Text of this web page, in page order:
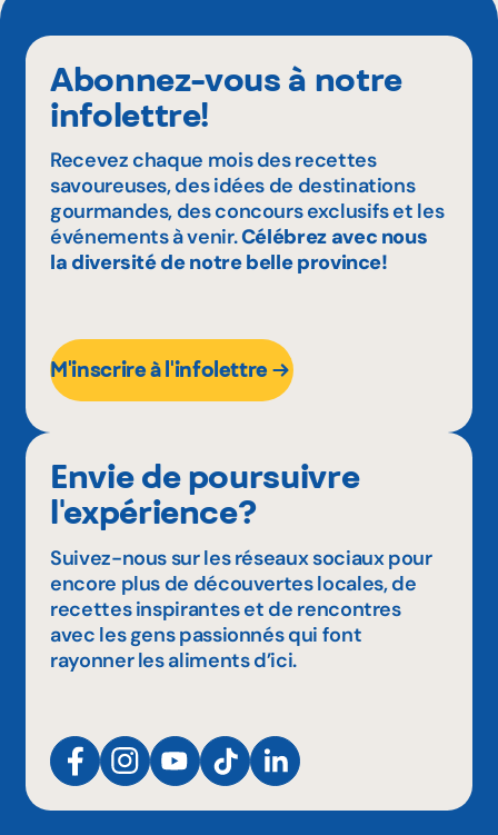
Abonnez-vous à notre
infolettre!
Recevez chaque mois des recettes
savoureuses, des idées de destinations
gourmandes, des concours exclusifs et les
événements à venir.Célébrez avec nous
la diversité de notre belle province!
M'inscrire à l'infolettre
Envie de poursuivre
l'expérience?
Suivez-nous sur les réseaux sociaux pour
encore plus de découvertes locales, de
recettes inspirantes et de rencontres
avec les gens passionnés qui font
rayonner les aliments d’ici.